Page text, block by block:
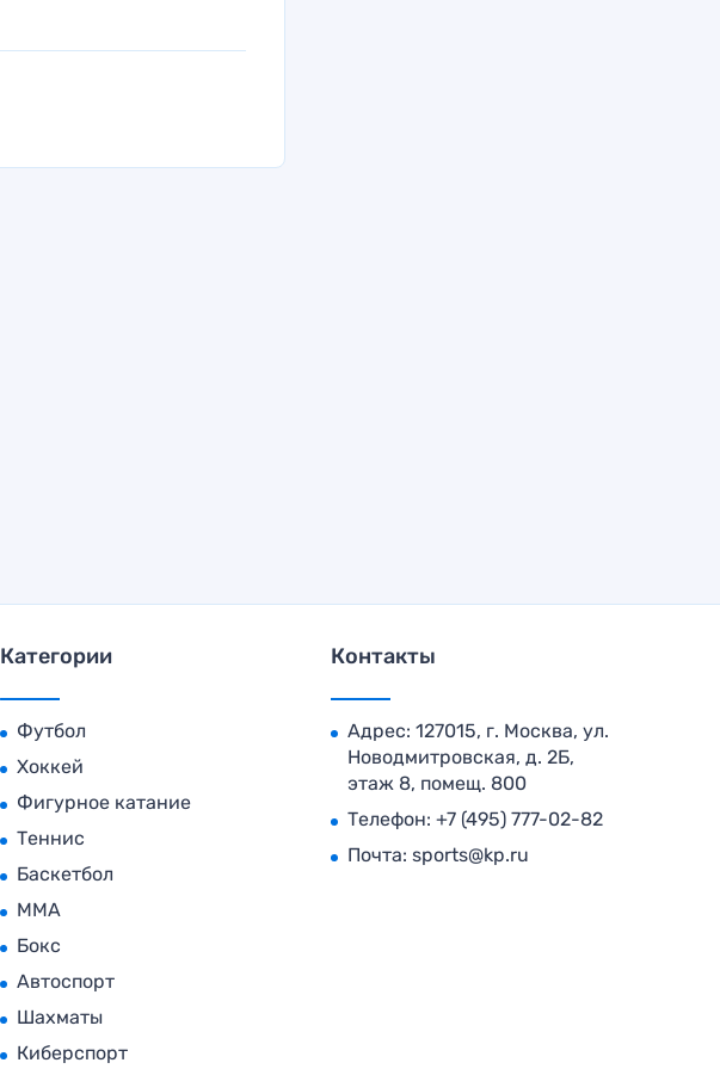
Категории
Футбол
Хоккей
Фигурное катание
Теннис
Баскетбол
MMA
Бокс
Автоспорт
Шахматы
Киберспорт
Контакты
Адрес: 127015, г. Москва, ул.
Новодмитровская, д. 2Б,
этаж 8, помещ. 800
Телефон: +7 (495) 777-02-82
Почта: sports@kp.ru